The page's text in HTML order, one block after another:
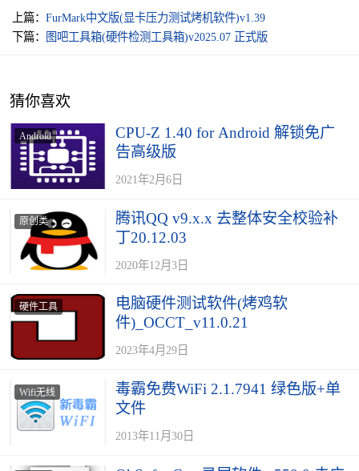
上篇： FurMark中文版(显卡压力测试烤机软件)v1.39
下篇：
图吧工具箱(硬件检测工具箱)v2025.07 正式版
猜你喜欢
Android
CPU-Z 1.40 for Android 解锁免广
告高级版
2021年2月6日
原创类
腾讯QQ v9.x.x 去整体安全校验补
丁20.12.03
2020年12月3日
硬件工具
电脑硬件测试软件(烤鸡软
件)_OCCT_v11.0.21
2023年4月29日
Wifi无线
毒霸免费WiFi 2.1.7941 绿色版+单
文件
2013年11月30日